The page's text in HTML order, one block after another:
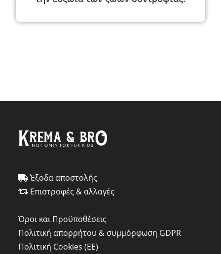
Έξοδα αποστολής
Επιστροφές & αλλαγές
-----
Όροι και Προϋποθέσεις
Πολιτική απορρήτου & συμμόρφωση GDPR
Πολιτική Cookies (ΕΕ)